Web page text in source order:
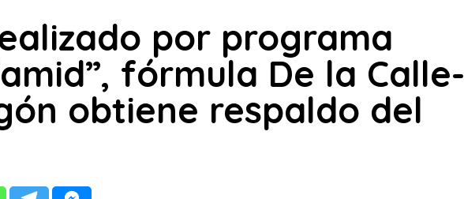
por programa
fórmula De la Calle-
obtiene respaldo del